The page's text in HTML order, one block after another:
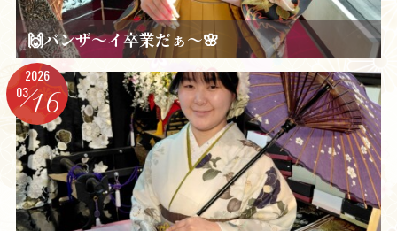
🙌バンザ～イ卒業だぁ～🌸
2026
0316